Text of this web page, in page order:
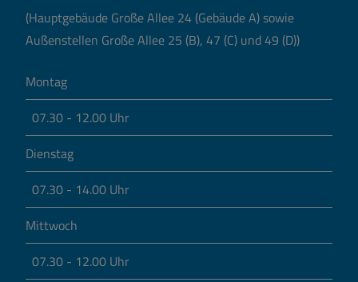
(Hauptgebäude Große Allee 24 (Gebäude A) sowie
Außenstellen Große Allee 25 (B), 47 (C) und 49 (D))
Montag
07.30 - 12.00 Uhr
Dienstag
07.30 - 14.00 Uhr
Mittwoch
07.30 - 12.00 Uhr